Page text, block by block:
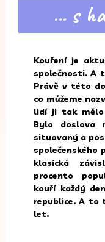
... s
Kouření je
společnosti. A
Právě v této
co můžeme
lidí ji tak mělo
Bylo doslova
situovaný a
společenského
klasická
procento
kouří každý
republice. A to
let.